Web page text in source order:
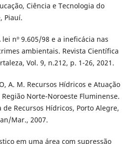
Ciência e Tecnologia do
Piauí.
lei nº 9.605/98 e a ineficácia nas
ambientais. Revista Científica
Vol. 9, n.212, p. 1-26, 2021.
A. M. Recursos Hídricos e Atuação
Norte-Noroeste Fluminense.
de Recursos Hídricos, Porto Alegre,
Mar., 2007.
em uma área com supressão